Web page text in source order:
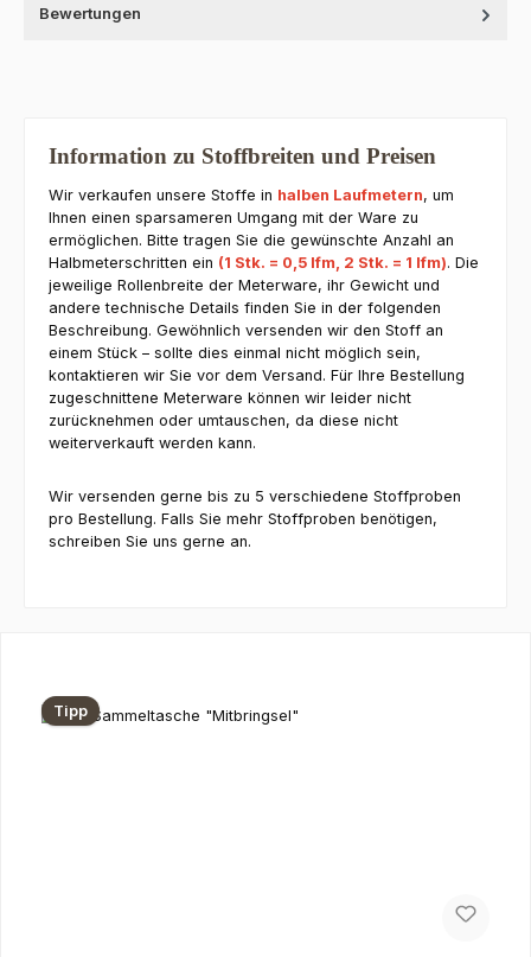
Bewertungen
Information zu Stoffbreiten und Preisen
Wir verkaufen unsere Stoffe in halben Laufmetern, um
Ihnen einen sparsameren Umgang mit der Ware zu
ermöglichen. Bitte tragen Sie die gewünschte Anzahl an
Halbmeterschritten ein (1 Stk. = 0,5 lfm, 2 Stk. = 1 lfm). Die
jeweilige Rollenbreite der Meterware, ihr Gewicht und
andere technische Details finden Sie in der folgenden
Beschreibung. Gewöhnlich versenden wir den Stoff an
einem Stück – sollte dies einmal nicht möglich sein,
kontaktieren wir Sie vor dem Versand. Für Ihre Bestellung
zugeschnittene Meterware können wir leider nicht
zurücknehmen oder umtauschen, da diese nicht
weiterverkauft werden kann.
Wir versenden gerne bis zu 5 verschiedene Stoffproben
pro Bestellung. Falls Sie mehr Stoffproben benötigen,
schreiben Sie uns gerne an.
Tipp